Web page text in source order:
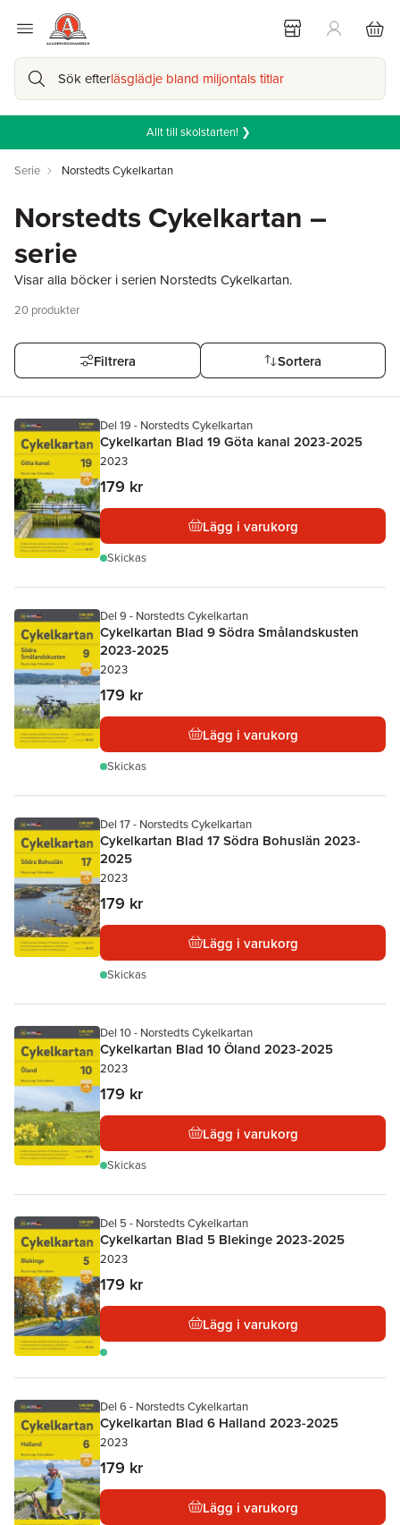
Sök efterläsglädje bland miljontals titlar
Allt till skolstarten! ❯
Serie Norstedts Cykelkartan
Norstedts Cykelkartan –
serie
Visar alla böcker i serien Norstedts Cykelkartan.
20 produkter
Filtrera Sortera
Del 19 - Norstedts Cykelkartan
Cykelkartan Blad 19 Göta kanal 2023-2025
2023
179 kr
Lägg i varukorg
Skickas
Del 9 - Norstedts Cykelkartan
Cykelkartan Blad 9 Södra Smålandskusten
2023-2025
2023
179 kr
Lägg i varukorg
Skickas
Del 17 - Norstedts Cykelkartan
Cykelkartan Blad 17 Södra Bohuslän 2023-
2025
2023
179 kr
Lägg i varukorg
Skickas
Del 10 - Norstedts Cykelkartan
Cykelkartan Blad 10 Öland 2023-2025
2023
179 kr
Lägg i varukorg
Skickas
Del 5 - Norstedts Cykelkartan
Cykelkartan Blad 5 Blekinge 2023-2025
2023
179 kr
Lägg i varukorg
Del 6 - Norstedts Cykelkartan
Cykelkartan Blad 6 Halland 2023-2025
2023
179 kr
Lägg i varukorg